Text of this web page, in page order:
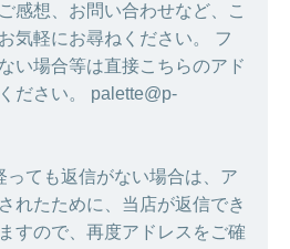
感想、お問い合わせなど、こ
気軽にお尋ねください。 フ
い場合等は直接こちらのアド
ださい。 palette@p-
っても返信がない場合は、ア
れたために、当店が返信でき
すので、再度アドレスをご確